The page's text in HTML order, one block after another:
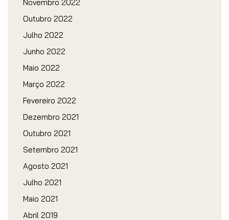
Novembro 2022
Outubro 2022
Julho 2022
Junho 2022
Maio 2022
Março 2022
Fevereiro 2022
Dezembro 2021
Outubro 2021
Setembro 2021
Agosto 2021
Julho 2021
Maio 2021
Abril 2019